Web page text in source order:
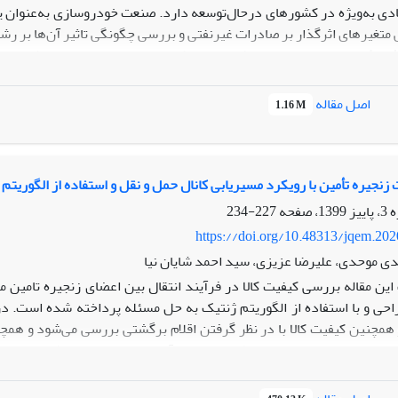
به‌ویژه در کشورهای درحال‌توسعه دارد. صنعت خودروسازی
اثرگذار بر صادرات غیرنفتی و بررسی چگونگی تاثیر آن‌ها بر
اصلی بررسی‌شده در این مطالعه شامل نرخ ارز، تورم،
اجرا گردیده است. نتایج نشان می‌دهند که تغییرات این متغیرها
ناکارآمدی در سایر بخش‌های صادراتی شده است. این مدل
کرده و تصمیمات موثرتری برای ارتقای صادرات غیرنفتی و بهره‌وری اتخاذ
اصل مقاله 1.16 M
تأمین با رویکرد مسیریابی کانال حمل و نقل و استفاده از
227-234
https://doi.org/10.48313/
موحدی، علیرضا عزیزی، سید احمد شایان نیا
مقاله بررسی کیفیت کالا در فرآیند انتقال بین اعضای زنجیره
و با استفاده از الگوریتم ژنتیک به حل مسئله پرداخته شده است.
کیفیت کالا با در نظر گرفتن اقلام برگشتی بررسی می‌شود و
زنجیره تامین استفاده شده است. نوآوری این تحقیق معرفی
حل مسائل بخش لجستیک به صورت مؤثری یاری میکند. نتایج این
جریان محصولات در یک شبکه توزیع با استفاده از الگوریتم ژنتیک